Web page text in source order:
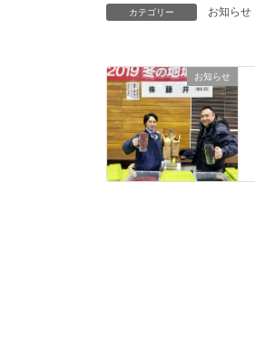
カテゴリー お知らせ
お知らせ